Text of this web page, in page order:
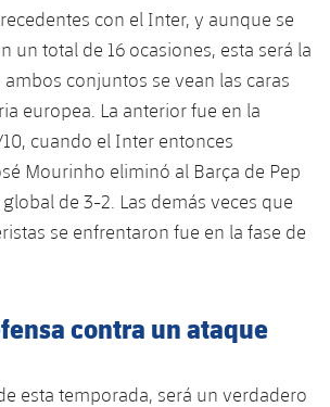
Masculino
Femenino
Patinaje
amateurs
las amateurs
las Secciones Amateurs
con el Inter, y aunque se
un total de 16 ocasiones, esta será la
conjuntos se vean las caras
europea. La anterior fue en la
cuando el Inter entonces
Mourinho eliminó al Barça de Pep
de 3-2. Las demás veces que
se enfrentaron fue en la fase de
contra un ataque
esta temporada, será un verdadero